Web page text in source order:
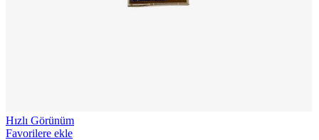
Hızlı Görünüm
Favorilere ekle